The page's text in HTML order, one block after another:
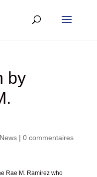
by
News| 0 commentaires
Rae M. Ramirez who